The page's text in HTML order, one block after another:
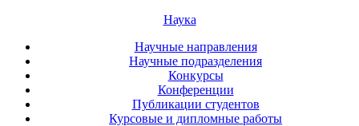
Наука
Научные направления
Научные подразделения
Конкурсы
Конференции
Публикации студентов
Курсовые и дипломные работы